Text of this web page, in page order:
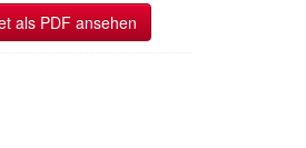
als PDF ansehen